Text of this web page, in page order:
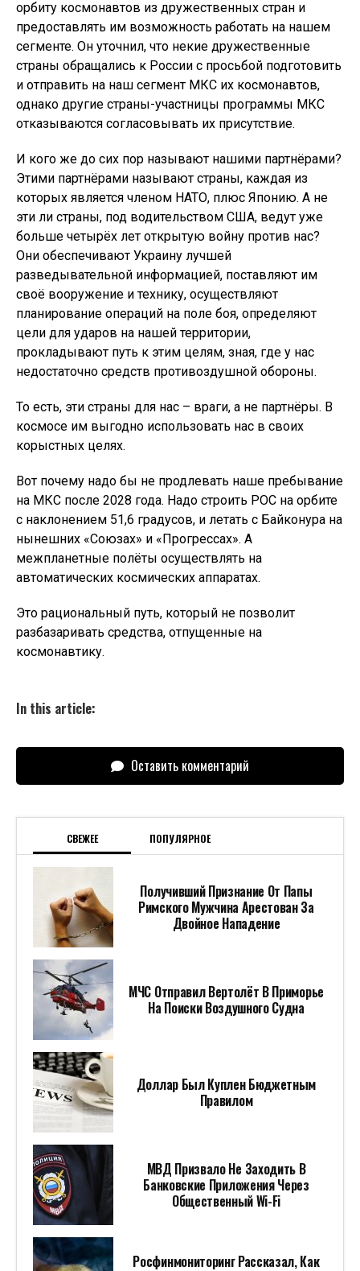
орбиту космонавтов из дружественных стран и
предоставлять им возможность работать на нашем
сегменте. Он уточнил, что некие дружественные
страны обращались к России с просьбой подготовить
и отправить на наш сегмент МКС их космонавтов,
однако другие страны-участницы программы МКС
отказываются согласовывать их присутствие.
И кого же до сих пор называют нашими партнёрами?
Этими партнёрами называют страны, каждая из
которых является членом НАТО, плюс Японию. А не
эти ли страны, под водительством США, ведут уже
больше четырёх лет открытую войну против нас?
Они обеспечивают Украину лучшей
разведывательной информацией, поставляют им
своё вооружение и технику, осуществляют
планирование операций на поле боя, определяют
цели для ударов на нашей территории,
прокладывают путь к этим целям, зная, где у нас
недостаточно средств противоздушной обороны.
То есть, эти страны для нас – враги, а не партнёры. В
космосе им выгодно использовать нас в своих
корыстных целях.
Вот почему надо бы не продлевать наше пребывание
на МКС после 2028 года. Надо строить РОС на орбите
с наклонением 51,6 градусов, и летать с Байконура на
нынешних «Союзах» и «Прогрессах». А
межпланетные полёты осуществлять на
автоматических космических аппаратах.
Это рациональный путь, который не позволит
разбазаривать средства, отпущенные на
космонавтику.
In this article:
Оставить комментарий
СВЕЖЕЕ ПОПУЛЯРНОЕ
Получивший Признание От Папы
Римского Мужчина Арестован За
Двойное Нападение
МЧС Отправил Вертолёт В Приморье
На Поиски Воздушного Судна
Доллар Был Куплен Бюджетным
Правилом
МВД Призвало Не Заходить В
Банковские Приложения Через
Общественный Wi-Fi
Росфинмониторинг Рассказал, Как